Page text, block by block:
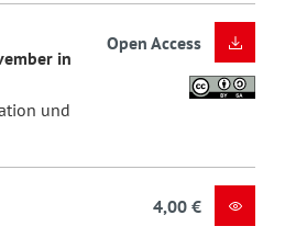
in
und
Open Access
4,00 €